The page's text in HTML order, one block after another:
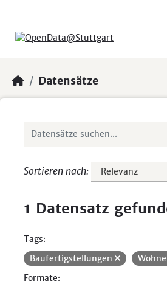
Datensätze
Sortieren nach
1 Datensatz
Tags:
Baufertigstellungen
Formate: